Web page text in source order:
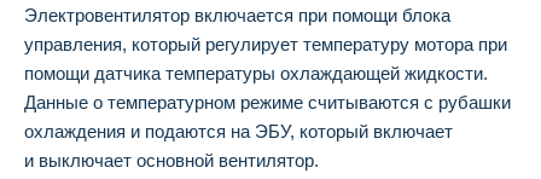
Электровентилятор включается при помощи блока
управления, который регулирует температуру мотора при
помощи датчика температуры охлаждающей жидкости.
Данные о температурном режиме считываются с рубашки
охлаждения и подаются на ЭБУ, который включает
и выключает основной вентилятор.